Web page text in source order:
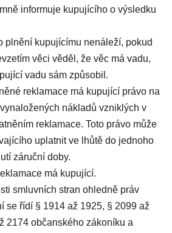
informuje kupujícího o výsledku
plnění kupujícímu nenáleží, pokud
věci věděl, že věc má vadu,
vadu sám způsobil.
reklamace má kupující právo na
nákladů vzniklých v
reklamace. Toto právo může
uplatnit ve lhůtě do jednoho
záruční doby.
má kupující.
smluvních stran ohledně práv
se řídí § 1914 až 1925, § 2099 až
2174 občanského zákoníku a